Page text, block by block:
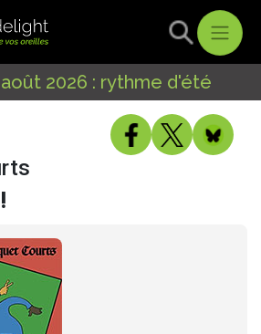
2026 : rythme d'été